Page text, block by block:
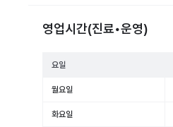
영업시간(진료•운영)
요일
월요일
화요일